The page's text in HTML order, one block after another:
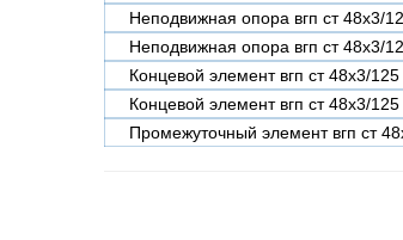
Неподвижная опора вгп ст 48х3/
Неподвижная опора вгп ст 48х3/
Концевой элемент вгп ст 48х3/
Концевой элемент вгп ст 48х3/
Промежуточный элемент вгп ст